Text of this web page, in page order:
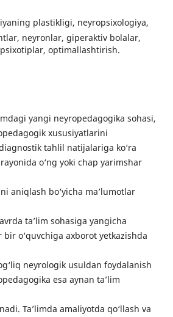
plastikligi, neyropsixologiya,
neyronlar, giperaktiv bolalar,
optimallashtirish.
yangi neyropedagogika sohasi,
xususiyatlarini
tahlil natijalariga ko‘ra
o‘ng yoki chap yarimshar
aniqlash bo‘yicha ma’lumotlar
ta’lim sohasiga yangicha
o‘quvchiga axborot yetkazishda
neyrologik usuldan foydalanish
esa aynan ta’lim
Ta’limda amaliyotda qo‘llash va